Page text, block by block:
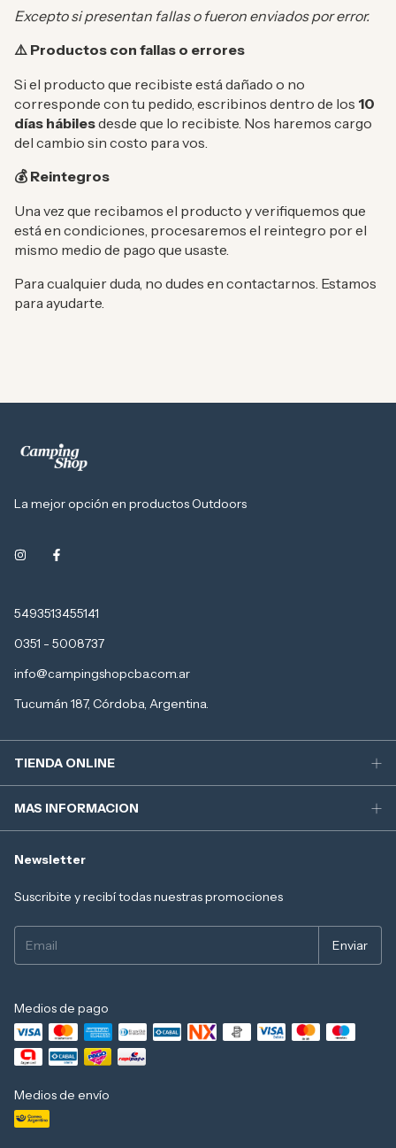
Excepto si presentan fallas o fueron enviados por error.
⚠️ Productos con fallas o errores
Si el producto que recibiste está dañado o no
corresponde con tu pedido, escribinos dentro de los 10
días hábilesdesde que lo recibiste. Nos haremos cargo
del cambio sin costo para vos.
💰 Reintegros
Una vez que recibamos el producto y verifiquemos que
está en condiciones, procesaremos el reintegro por el
mismo medio de pago que usaste.
Para cualquier duda, no dudes en contactarnos. Estamos
para ayudarte.
La mejor opción en productos Outdoors
5493513455141
0351 - 5008737
info@campingshopcba.com.ar
Tucumán 187, Córdoba, Argentina.
TIENDA ONLINE
MAS INFORMACION
Newsletter
Suscribite y recibí todas nuestras promociones
Medios de pago
Medios de envío